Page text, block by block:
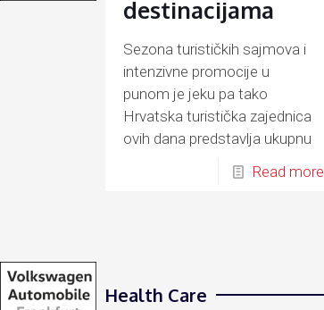
destinacijama
Sezona turističkih sajmova i
intenzivne promocije u
punom je jeku pa tako
Hrvatska turistička zajednica
ovih dana predstavlja ukupnu
hrvatsku turističku ponudu
Read more
Health Care